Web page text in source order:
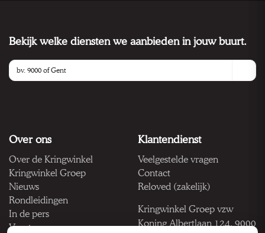
Bekijk welke diensten we aanbieden in jouw buurt.
Over ons
Over de Kringwinkel
Kringwinkel Groep
Nieuws
Rondleidingen
In de pers
Vacatures
Klantendienst
Veelgestelde vragen
Contact
Reloved (zakelijk)
Kringwinkel Groep vzw
Koning Albertlaan 124, 9000